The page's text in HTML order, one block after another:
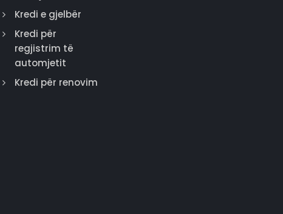
Kredi e gjelbër
Kredi për
regjistrim të
automjetit
Kredi për renovim